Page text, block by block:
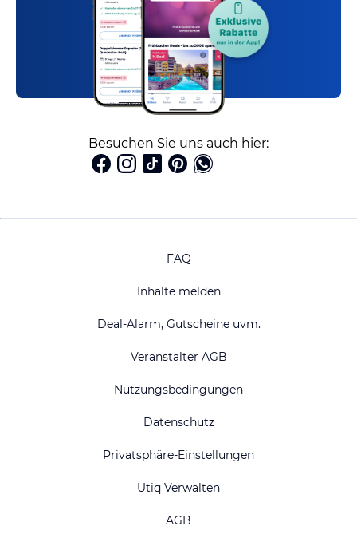
Besuchen Sie uns auch hier:
FAQ
Inhalte melden
Deal-Alarm, Gutscheine uvm.
Veranstalter AGB
Nutzungsbedingungen
Datenschutz
Privatsphäre-Einstellungen
Utiq Verwalten
AGB